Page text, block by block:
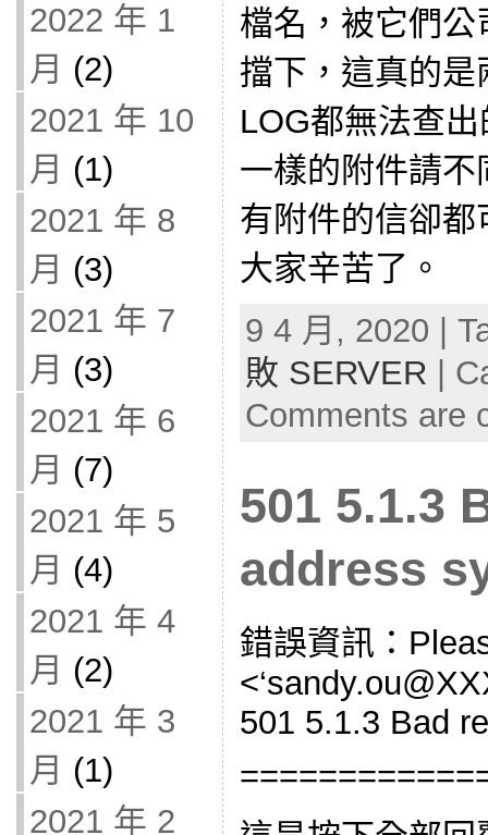
2022 年 1
月 (2)
2021 年 10
月 (1)
2021 年 8
月 (3)
2021 年 7
月 (3)
2021 年 6
月 (7)
2021 年 5
月 (4)
2021 年 4
月 (2)
2021 年 3
月 (1)
2021 年 2
檔名，被它們
擋下，這真的
LOG都無法查
一樣的附件請
有附件的信卻
大家辛苦了。
9 4 月, 2020 |
敗 SERVER |
Comments are
501 5.1.3
address
錯誤資訊：
501 5.1.3 Bad